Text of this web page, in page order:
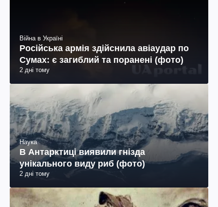
Війна в Україні
Російська армія здійснила авіаудар по
Сумах: є загиблий та поранені (фото)
2 дні тому
Наука
В Антарктиці виявили гнізда
унікального виду риб (фото)
2 дні тому